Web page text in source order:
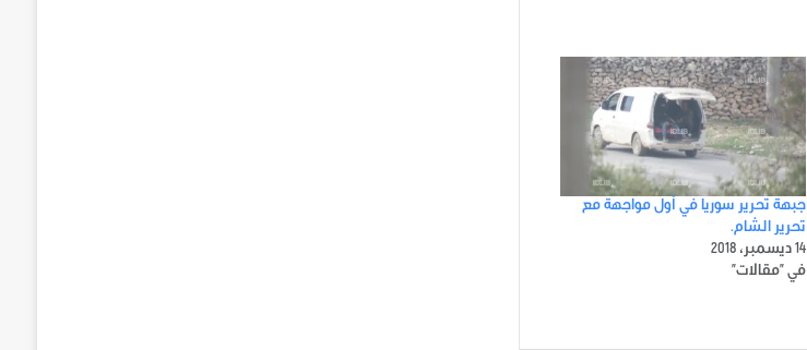
جبهة تحرير سوريا في أول مواجهة مع
تحرير الشام.
14 ديسمبر، 2018
في "مقالات"